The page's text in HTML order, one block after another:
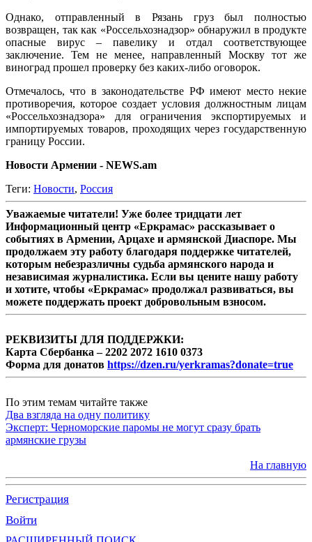
Однако, отправленный в Рязань груз был полностью
возвращен, так как «Россельхознадзор» обнаружил в продукте
опасные вирус – павелику и отдал соответствующее
заключение. Тем не менее, направленный Москву тот же
виноград прошел проверку без каких-либо оговорок.
Отмечалось, что в законодательстве РФ имеют место некие
противоречия, которое создает условия должностным лицам
«Россельхознадзора» для ограничения экспортируемых и
импортируемых товаров, проходящих через государственную
границу России.
Новости Армении - NEWS.am
Теги: Новости, Россия
Уважаемые читатели! Уже более тридцати лет
Информационный центр «Еркрамас» рассказывает о
событиях в Армении, Арцахе и армянской Диаспоре. Мы
продолжаем эту работу благодаря поддержке читателей,
которым небезразличны судьба армянского народа и
независимая журналистика. Если вы цените нашу работу
и хотите, чтобы «Еркрамас» продолжал развиваться, вы
можете поддержать проект добровольным взносом.
РЕКВИЗИТЫ ДЛЯ ПОДДЕРЖКИ:
Карта Сбербанка – 2202 2072 1610 0373
Форма для донатов https://dzen.ru/yerkramas?donate=true
По этим темам читайте также
Два взгляда на одну политику
Эксперт: Черноморские паромы не могут сразу брать
армянские грузы
На главную
Регистрация
Войти